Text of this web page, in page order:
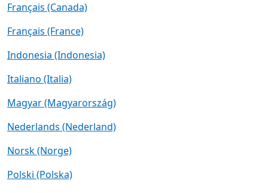
Français (Canada)
Français (France)
Indonesia (Indonesia)
Italiano (Italia)
Magyar (Magyarország)
Nederlands (Nederland)
Norsk (Norge)
Polski (Polska)